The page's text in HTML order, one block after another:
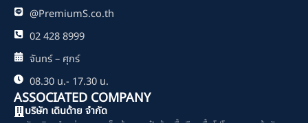
@PremiumS.co.th
02 428 8999
จันทร์ – ศุกร์
08.30 น.- 17.30 น.
ASSOCIATED COMPANY
บริษัท เดินด้าย จำกัด